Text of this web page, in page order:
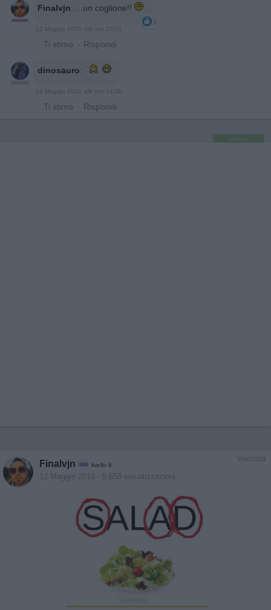
Finalvjn: ...un coglione!!
1
12 Maggio 2016 alle ore 13:01
· Ti stimo · Rispondi
dinosauro:
12 Maggio 2016 alle ore 14:38
· Ti stimo · Rispondi
pubblicità
Vaccata
Finalvjn livello 6
12 Maggio 2016 - 5.658 visualizzazioni